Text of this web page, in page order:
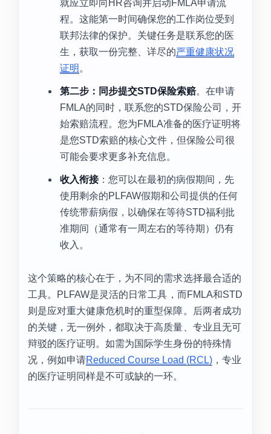
就应立即向HR咨询并启动FMLA申请流
程。这能第一时间确保您的工作岗位受到
联邦法律的保护。关键任务是联系您的医
生，获取一份完整、详尽的严重健康状况
证明 。
第二步：同步提交STD保险索赔。在申请
FMLA的同时，联系您的STD保险公司，开
始索赔流程。您为FMLA准备的医疗证明将
是您STD索赔的核心文件，但保险公司很
可能会要求更多补充信息。
收入衔接：您可以在最初的病假期间，先
使用剩余的PLFAW假期和公司提供的任何
传统带薪病假，以确保在等待STD福利批
准期间（通常有一周左右的等待期）仍有
收入。
这个策略的核心在于，为不同的需求选择最合适的
工具。PLFAW是灵活的日常工具，而FMLA和STD
则是应对重大健康危机时的重型保障。后两者成功
的关键，无一例外，都取决于高质量、专业且无可
辩驳的医疗证明。如需为国际学生身份的特殊情
况，例如申请Reduced Course Load (RCL) ，专业
的医疗证明同样是不可或缺的一环。